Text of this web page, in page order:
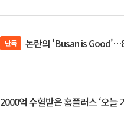
단독 논란의 'Busan is
2000억 수혈받은 홈플러스 ‘오늘